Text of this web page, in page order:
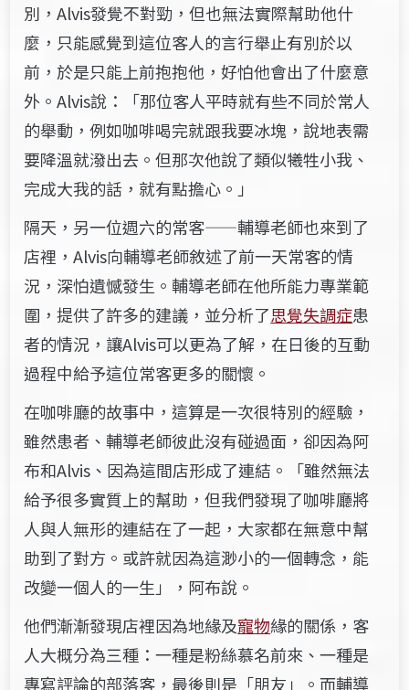
別，Alvis發覺不對勁，但也無法實際幫助他什
麼，只能感覺到這位客人的言行舉止有別於以
前，於是只能上前抱抱他，好怕他會出了什麼意
外。Alvis說：「那位客人平時就有些不同於常人
的舉動，例如咖啡喝完就跟我要冰塊，說地表需
要降溫就潑出去。但那次他說了類似犧牲小我、
完成大我的話，就有點擔心。」
隔天，另一位週六的常客——輔導老師也來到了
店裡，Alvis向輔導老師敘述了前一天常客的情
況，深怕遺憾發生。輔導老師在他所能力專業範
圍，提供了許多的建議，並分析了思覺失調症患
者的情況，讓Alvis可以更為了解，在日後的互動
過程中給予這位常客更多的關懷。
在咖啡廳的故事中，這算是一次很特別的經驗，
雖然患者、輔導老師彼此沒有碰過面，卻因為阿
布和Alvis、因為這間店形成了連結。「雖然無法
給予很多實質上的幫助，但我們發現了咖啡廳將
人與人無形的連結在了一起，大家都在無意中幫
助到了對方。或許就因為這渺小的一個轉念，能
改變一個人的一生」，阿布說。
他們漸漸發現店裡因為地緣及寵物緣的關係，客
人大概分為三種：一種是粉絲慕名前來、一種是
專寫評論的部落客，最後則是「朋友」。而輔導